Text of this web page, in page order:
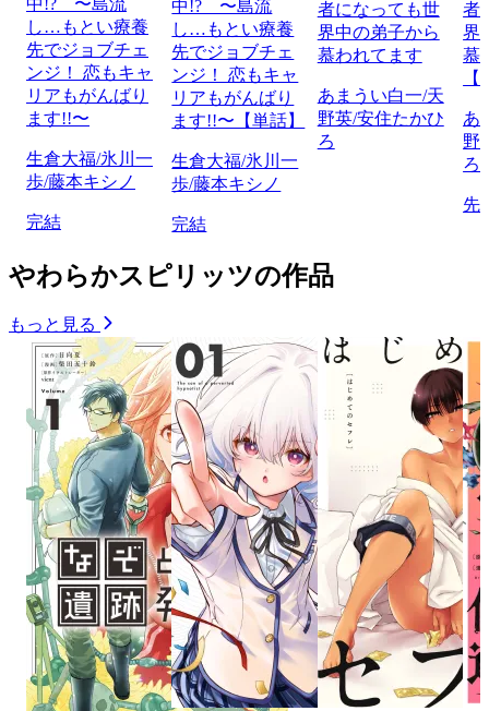
し…もとい療養
先でジョブチェ
ンジ！ 恋もキャ
リアもがんばり
ます!!〜
生倉大福/氷川一
歩/藤本キシノ
完結
中!? 〜島流
し…もとい療養
先でジョブチェ
ンジ！ 恋もキャ
リアもがんばり
ます!!〜【単話】
生倉大福/氷川一
歩/藤本キシノ
完結
者になっても世
界中の弟子から
慕われてます
あまうい白一/天
野英/安住たかひ
ろ
者
界
慕
あ
野
ろ
先
やわらかスピリッツの作品
もっと見る